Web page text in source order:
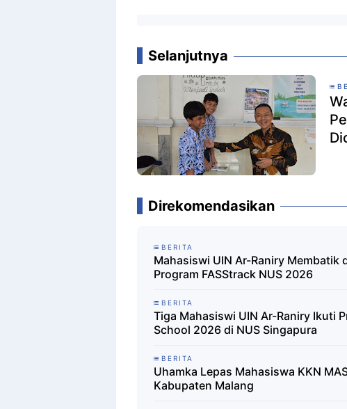
Selanjutnya
Direkomendasikan
BERITA
Mahasiswi UIN Ar-Raniry Membatik
Program FASStrack NUS 2026
BERITA
Tiga Mahasiswi UIN Ar-Raniry Ikuti
School 2026 di NUS Singapura
BERITA
Uhamka Lepas Mahasiswa KKN
Kabupaten Malang